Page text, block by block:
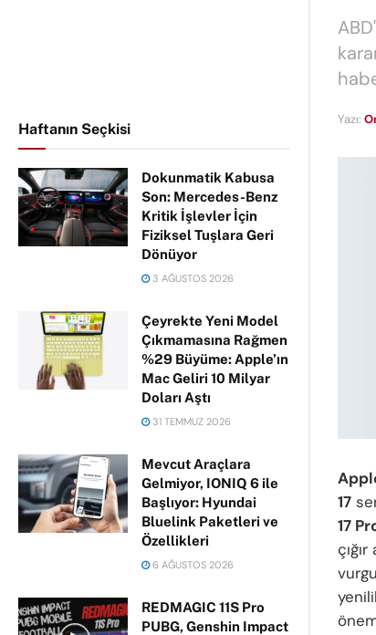
Haftanın Seçkisi
Dokunmatik Kabusa
Son: Mercedes-Benz
Kritik İşlevler İçin
Fiziksel Tuşlara Geri
Dönüyor
3 AĞUSTOS 2026
Çeyrekte Yeni Model
Çıkmamasına Rağmen
%29 Büyüme: Apple’ın
Mac Geliri 10 Milyar
Doları Aştı
31 TEMMUZ 2026
Mevcut Araçlara
Gelmiyor, IONIQ 6 ile
Başlıyor: Hyundai
Bluelink Paketleri ve
Özellikleri
6 AĞUSTOS 2026
REDMAGIC 11S Pro
PUBG, Genshin Impact
Yazı:
17
17